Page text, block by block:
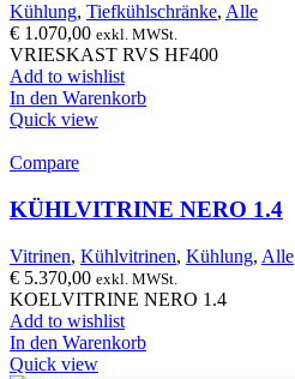
Kühlung, Tiefkühlschränke, Alle
€ 1.070,00 exkl. MWSt.
VRIESKAST RVS HF400
Add to wishlist
In den Warenkorb
Quick view
Compare
KÜHLVITRINE NERO 1.4
Vitrinen, Kühlvitrinen, Kühlung, Alle
€ 5.370,00 exkl. MWSt.
KOELVITRINE NERO 1.4
Add to wishlist
In den Warenkorb
Quick view